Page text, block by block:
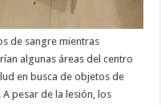
de sangre mientras
algunas áreas del centro
en busca de objetos de
A pesar de la lesión, los